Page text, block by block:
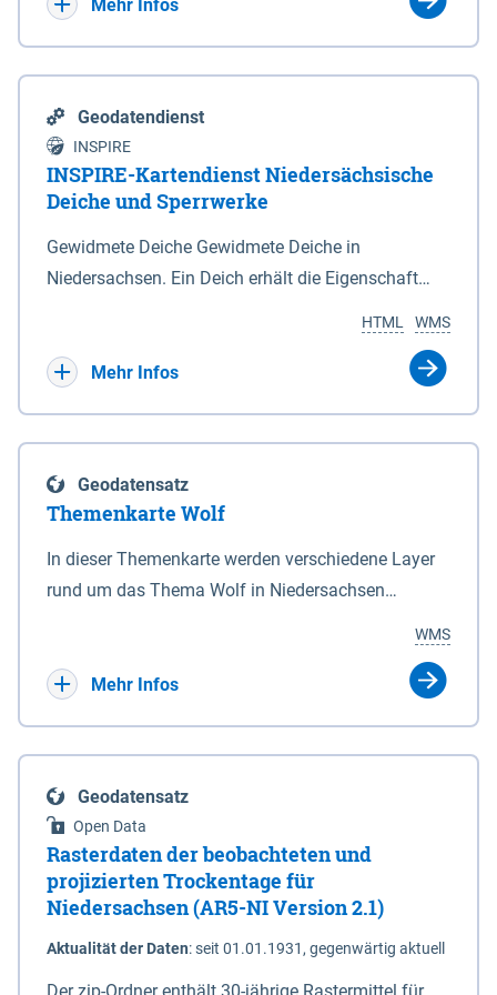
Mehr Infos
Geodatendienst
INSPIRE
INSPIRE-Kartendienst Niedersächsische
Deiche und Sperrwerke
Gewidmete Deiche Gewidmete Deiche in
Niedersachsen. Ein Deich erhält die Eigenschaft
Deichbehörde durch Verordnung ausspricht. Für
enthalten. Sperrwerke Sperrwerke sind Bauwerke
mit Sperrvorrichtungen in Tidegewässern, die dem
Schutz eines Gebietes vor erhöhten Tiden, vor allem
vor Sturmfluten, zu dienen bestimmt sind (§2 Abs.3
Eigenschaft eines Sperrwerkes durch Widmung, die
die Deichbehörde durch Verordnung ausspricht.
WMS
HTML
Mehr Infos
Geodatensatz
Themenkarte Wolf
In dieser Themenkarte werden verschiedene Layer
rund um das Thema Wolf in Niedersachsen
sowie Status der bestehenden Wolfsterritorien im
laufenden Monitoringjahr.
WMS
Mehr Infos
Geodatensatz
Open Data
Rasterdaten der beobachteten und
projizierten Trockentage für
Niedersachsen (AR5-NI Version 2.1)
Aktualität der Daten:seit 01.01.1931, gegenwärtig aktuell